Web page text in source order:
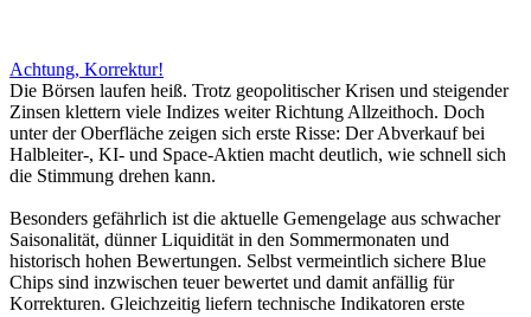
Achtung, Korrektur!
Die Börsen laufen heiß. Trotz geopolitischer Krisen und steigender
Zinsen klettern viele Indizes weiter Richtung Allzeithoch. Doch
unter der Oberfläche zeigen sich erste Risse: Der Abverkauf bei
Halbleiter-, KI- und Space-Aktien macht deutlich, wie schnell sich
die Stimmung drehen kann.
Besonders gefährlich ist die aktuelle Gemengelage aus schwacher
Saisonalität, dünner Liquidität in den Sommermonaten und
historisch hohen Bewertungen. Selbst vermeintlich sichere Blue
Chips sind inzwischen teuer bewertet und damit anfällig für
Korrekturen. Gleichzeitig liefern technische Indikatoren erste